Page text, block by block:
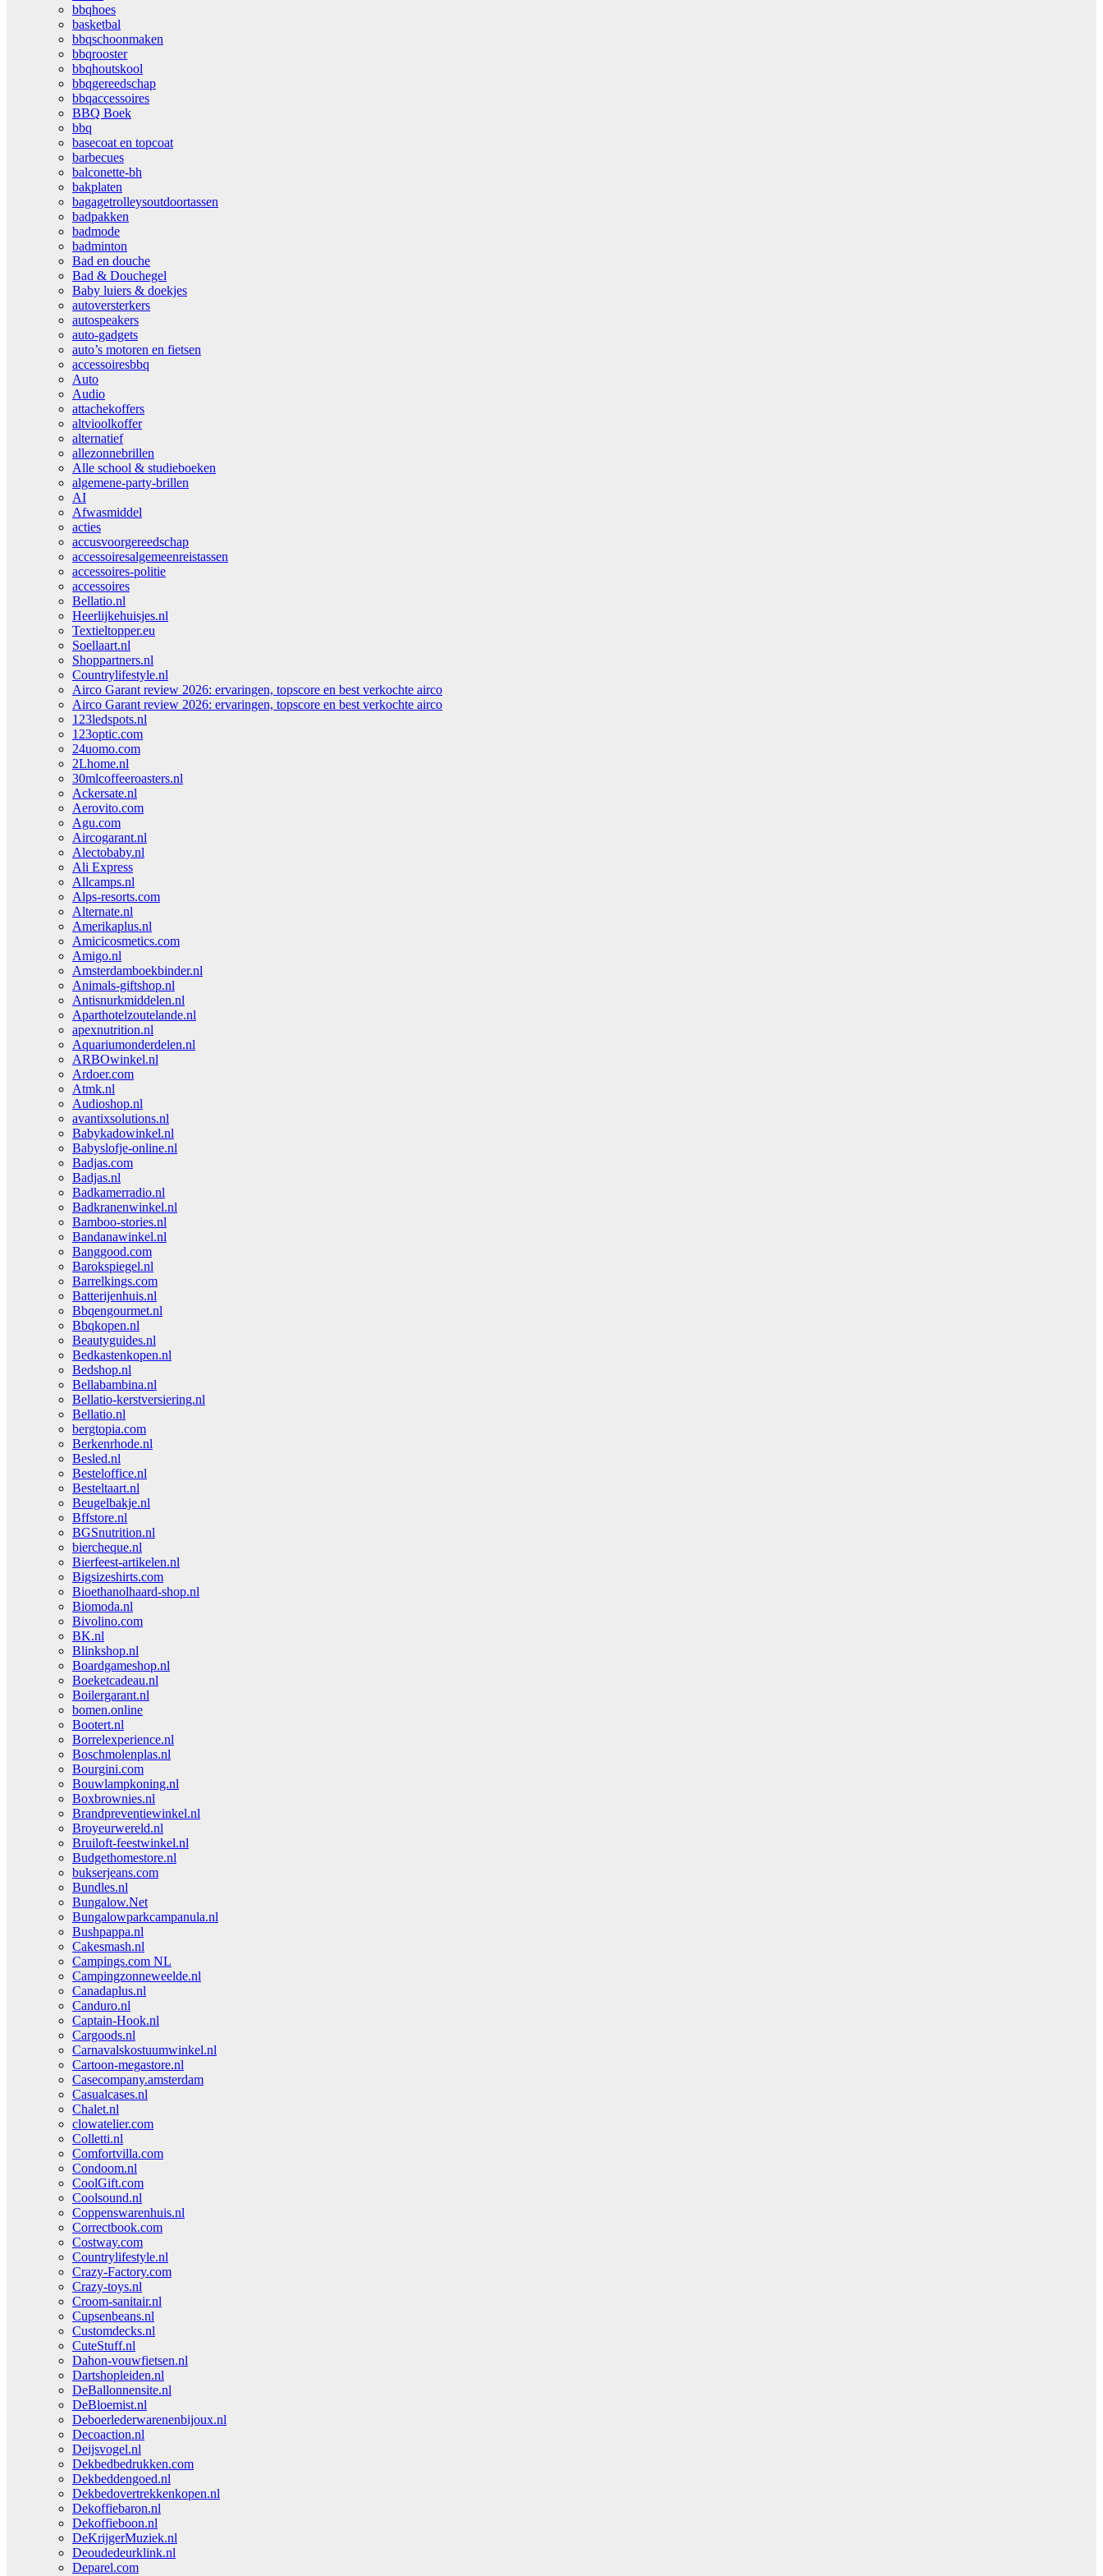
bbqhoes
basketbal
bbqschoonmaken
bbqrooster
bbqhoutskool
bbqgereedschap
bbqaccessoires
BBQ Boek
bbq
basecoat en topcoat
barbecues
balconette-bh
bakplaten
bagagetrolleysoutdoortassen
badpakken
badmode
badminton
Bad en douche
Bad & Douchegel
Baby luiers & doekjes
autoversterkers
autospeakers
auto-gadgets
auto’s motoren en fietsen
accessoiresbbq
Auto
Audio
attachekoffers
altvioolkoffer
alternatief
allezonnebrillen
Alle school & studieboeken
algemene-party-brillen
AI
Afwasmiddel
acties
accusvoorgereedschap
accessoiresalgemeenreistassen
accessoires-politie
accessoires
Bellatio.nl
Heerlijkehuisjes.nl
Textieltopper.eu
Soellaart.nl
Shoppartners.nl
Countrylifestyle.nl
Airco Garant review 2026: ervaringen, topscore en best verkochte airco
Airco Garant review 2026: ervaringen, topscore en best verkochte airco
123ledspots.nl
123optic.com
24uomo.com
2Lhome.nl
30mlcoffeeroasters.nl
Ackersate.nl
Aerovito.com
Agu.com
Aircogarant.nl
Alectobaby.nl
Ali Express
Allcamps.nl
Alps-resorts.com
Alternate.nl
Amerikaplus.nl
Amicicosmetics.com
Amigo.nl
Amsterdamboekbinder.nl
Animals-giftshop.nl
Antisnurkmiddelen.nl
Aparthotelzoutelande.nl
apexnutrition.nl
Aquariumonderdelen.nl
ARBOwinkel.nl
Ardoer.com
Atmk.nl
Audioshop.nl
avantixsolutions.nl
Babykadowinkel.nl
Babyslofje-online.nl
Badjas.com
Badjas.nl
Badkamerradio.nl
Badkranenwinkel.nl
Bamboo-stories.nl
Bandanawinkel.nl
Banggood.com
Barokspiegel.nl
Barrelkings.com
Batterijenhuis.nl
Bbqengourmet.nl
Bbqkopen.nl
Beautyguides.nl
Bedkastenkopen.nl
Bedshop.nl
Bellabambina.nl
Bellatio-kerstversiering.nl
Bellatio.nl
bergtopia.com
Berkenrhode.nl
Besled.nl
Besteloffice.nl
Besteltaart.nl
Beugelbakje.nl
Bffstore.nl
BGSnutrition.nl
biercheque.nl
Bierfeest-artikelen.nl
Bigsizeshirts.com
Bioethanolhaard-shop.nl
Biomoda.nl
Bivolino.com
BK.nl
Blinkshop.nl
Boardgameshop.nl
Boeketcadeau.nl
Boilergarant.nl
bomen.online
Bootert.nl
Borrelexperience.nl
Boschmolenplas.nl
Bourgini.com
Bouwlampkoning.nl
Boxbrownies.nl
Brandpreventiewinkel.nl
Broyeurwereld.nl
Bruiloft-feestwinkel.nl
Budgethomestore.nl
bukserjeans.com
Bundles.nl
Bungalow.Net
Bungalowparkcampanula.nl
Bushpappa.nl
Cakesmash.nl
Campings.com NL
Campingzonneweelde.nl
Canadaplus.nl
Canduro.nl
Captain-Hook.nl
Cargoods.nl
Carnavalskostuumwinkel.nl
Cartoon-megastore.nl
Casecompany.amsterdam
Casualcases.nl
Chalet.nl
clowatelier.com
Colletti.nl
Comfortvilla.com
Condoom.nl
CoolGift.com
Coolsound.nl
Coppenswarenhuis.nl
Correctbook.com
Costway.com
Countrylifestyle.nl
Crazy-Factory.com
Crazy-toys.nl
Croom-sanitair.nl
Cupsenbeans.nl
Customdecks.nl
CuteStuff.nl
Dahon-vouwfietsen.nl
Dartshopleiden.nl
DeBallonnensite.nl
DeBloemist.nl
Deboerlederwarenenbijoux.nl
Decoaction.nl
Deijsvogel.nl
Dekbedbedrukken.com
Dekbeddengoed.nl
Dekbedovertrekkenkopen.nl
Dekoffiebaron.nl
Dekoffieboon.nl
DeKrijgerMuziek.nl
Deoudedeurklink.nl
Deparel.com